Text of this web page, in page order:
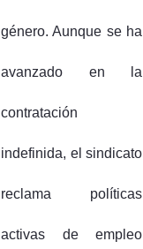
género. Aunque se ha
avanzado en la
contratación
indefinida, el sindicato
reclama políticas
activas de empleo